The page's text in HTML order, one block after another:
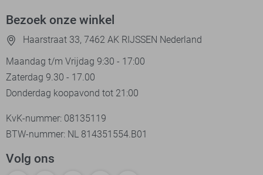
Bezoek onze winkel
Haarstraat 33, 7462 AK RIJSSEN Nederland
Maandag t/m Vrijdag 9:30 - 17:00
Zaterdag 9.30 - 17.00
Donderdag koopavond tot 21:00
KvK-nummer: 08135119
BTW-nummer: NL 814351554.B01
Volg ons